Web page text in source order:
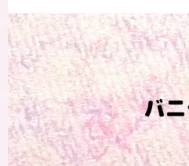
お知らせ
公式ウェブサイト『
Cジャスミン瑠璃地楽の主
プロフィール